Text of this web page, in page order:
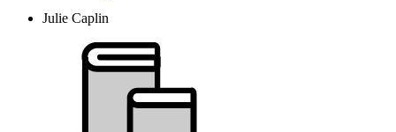
Julie Caplin